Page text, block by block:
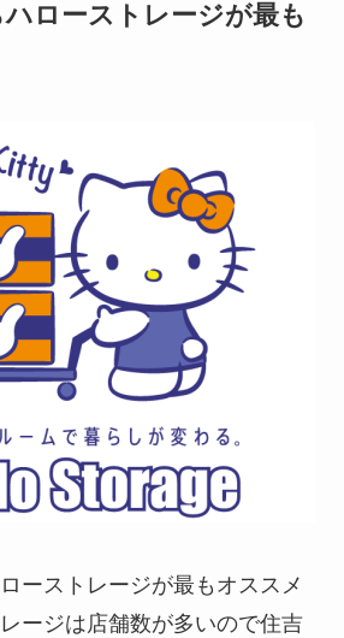
ローストレージが最も
ーストレージが最もオススメ
ージは店舗数が多いので住吉